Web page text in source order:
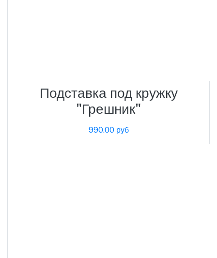
Подставка под кружку
"Грешник"
990.00 руб